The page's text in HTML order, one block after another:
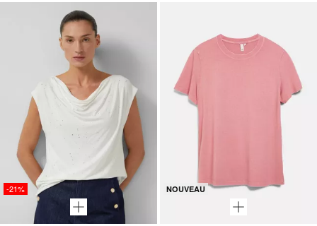
-21% NOUVEAU